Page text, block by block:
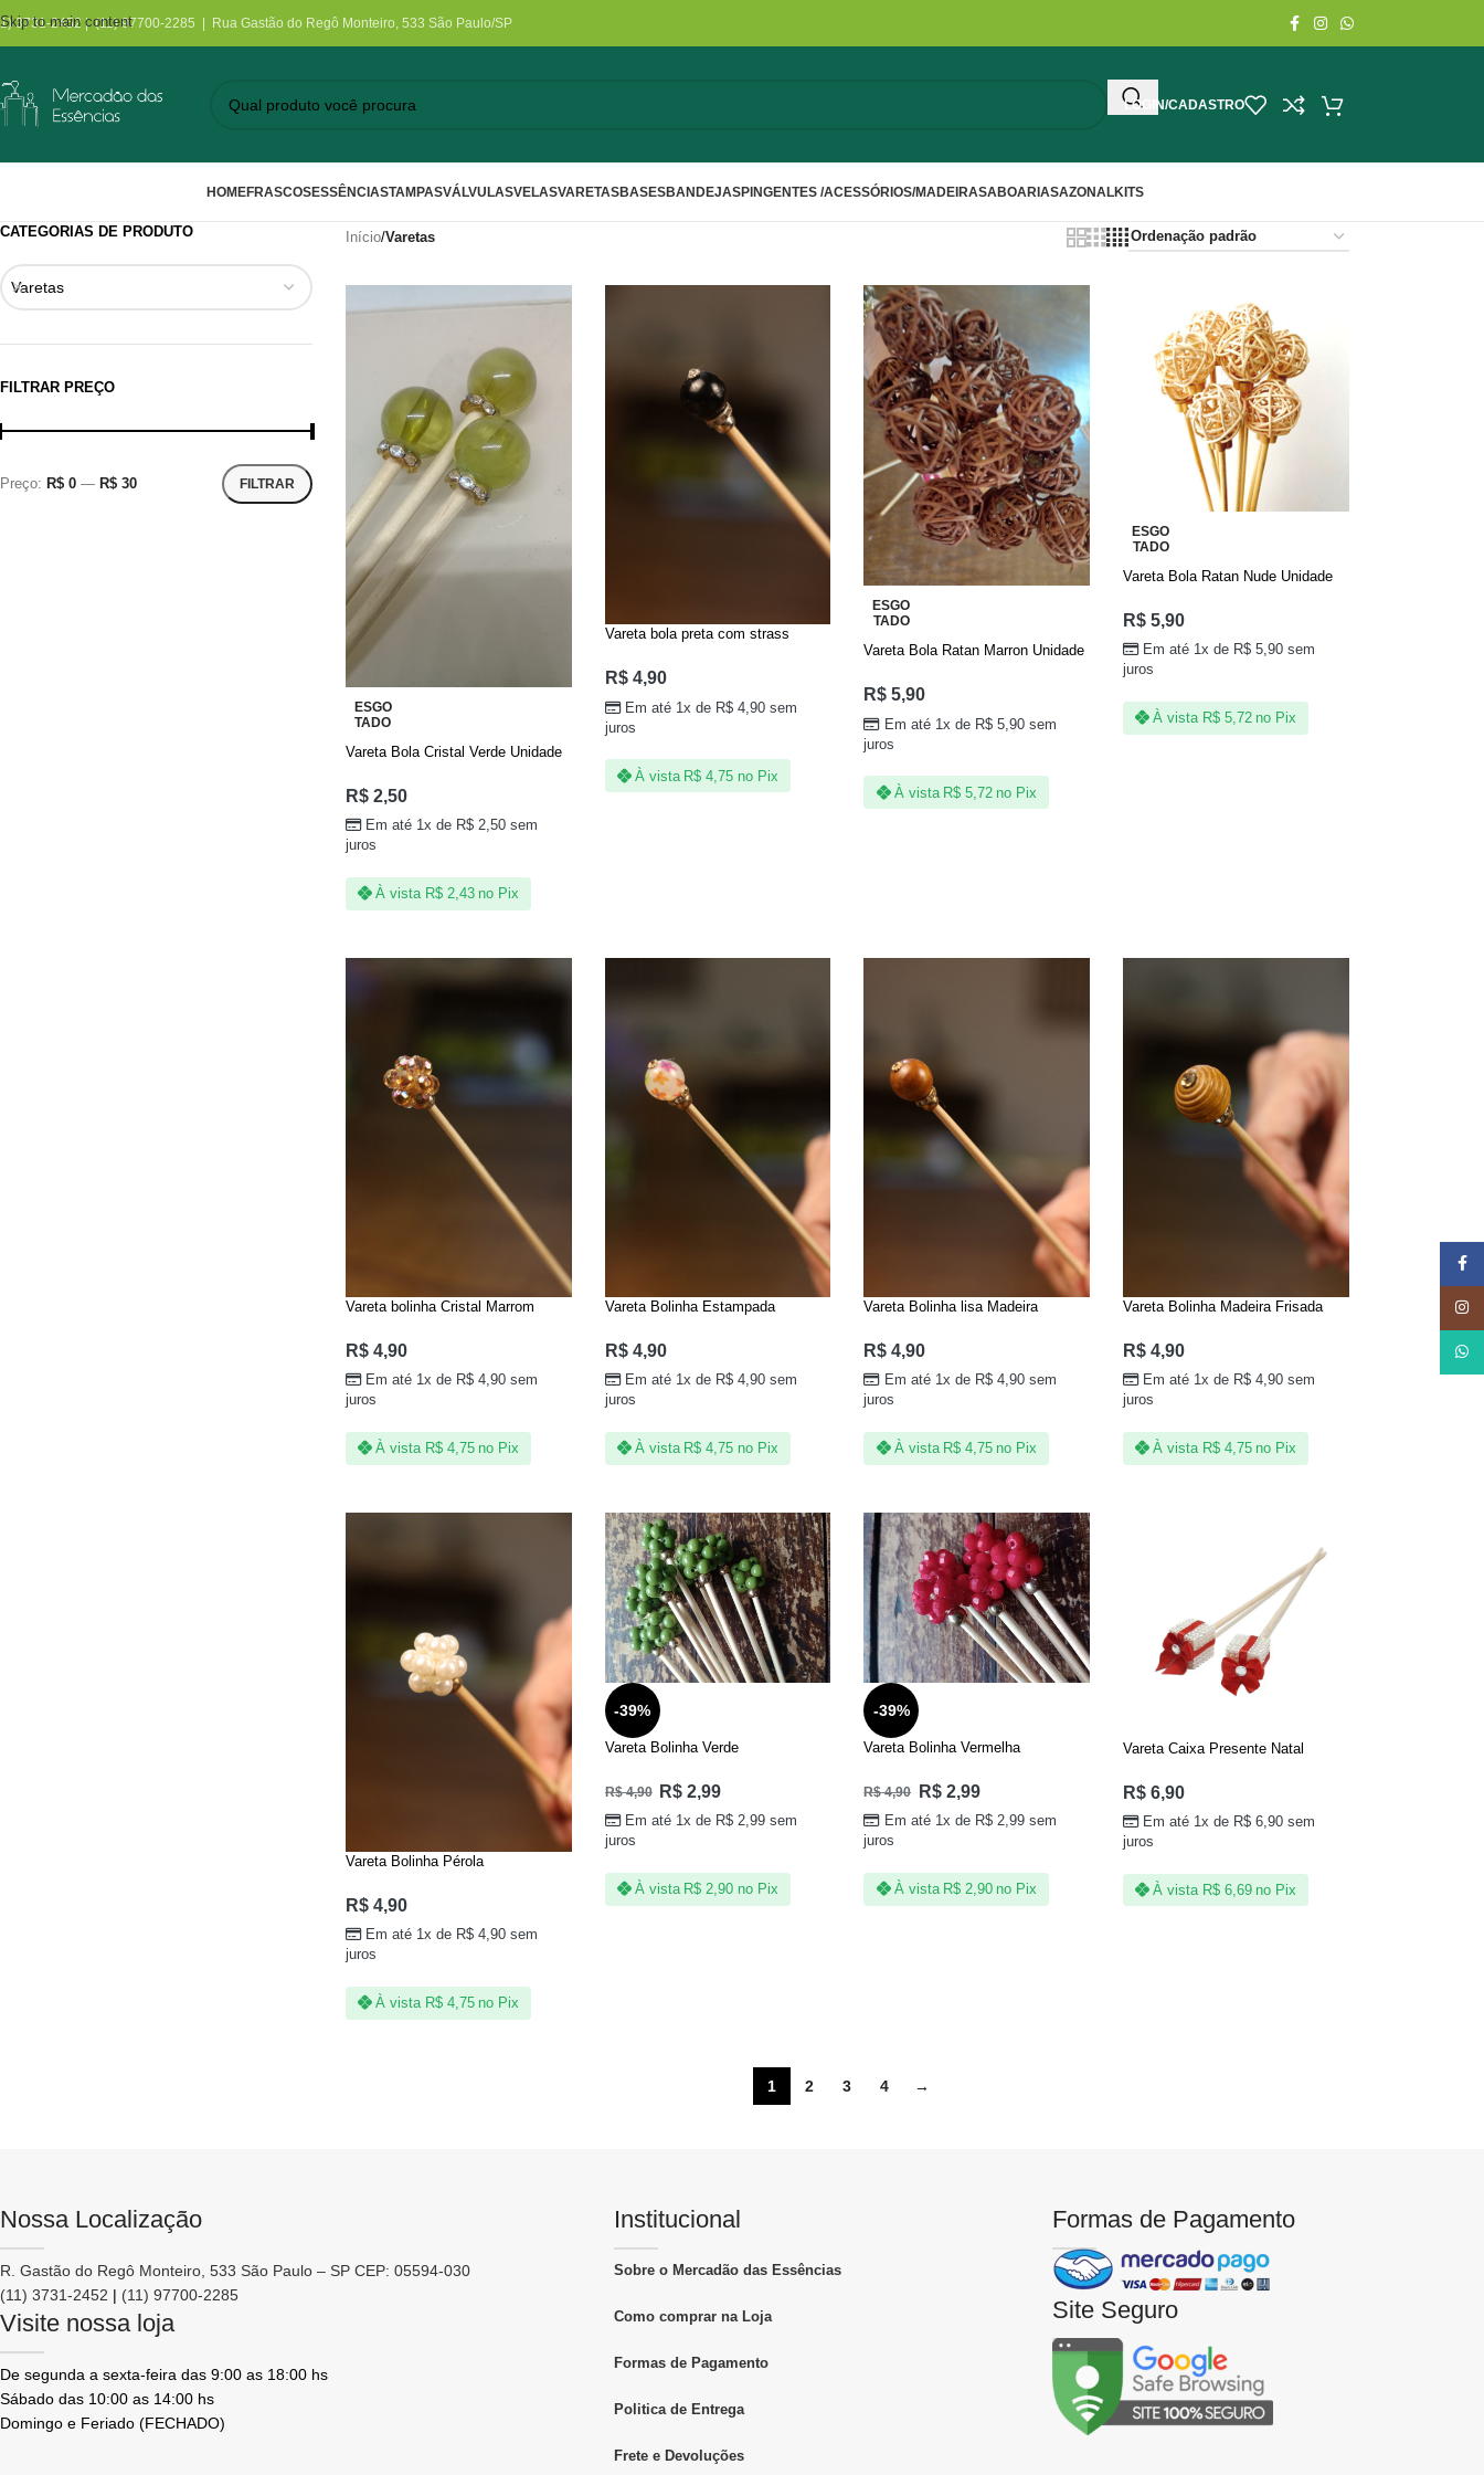
Skip to main content
3731-2452 | (11) 97700-2285 | Rua Gastão do Regô Monteiro, 533 São Paulo/SP
LOGIN/CADASTRO
HOMEFRASCOSESSÊNCIASTAMPASVÁLVULASVELASVARETASBASESBANDEJASPINGENTES /ACESSÓRIOS/MADEIRASABOARIASAZONALKITS
CATEGORIAS DE PRODUTO
Varetas
FILTRAR PREÇO
FILTRAR
Preço: R$ 0 — R$ 30
Início/Varetas
ESGO
TADO
Vareta Bola Cristal Verde Unidade
R$2,50
Em até 1x de R$ 2,50 sem
juros
À vista R$2,43 no Pix
Vareta bola preta com strass
R$4,90
Em até 1x de R$4,90sem
juros
À vista R$ 4,75 no Pix
ESGO
TADO
Vareta Bola Ratan Marron Unidade
R$ 5,90
Em até 1x de R$5,90sem
juros
À vista R$ 5,72 no Pix
ESGO
TADO
Vareta Bola Ratan Nude Unidade
R$ 5,90
Em até 1x de R$ 5,90 sem
juros
À vista R$5,72 no Pix
Vareta bolinha Cristal Marrom
R$4,90
Em até 1x de R$ 4,90 sem
juros
À vista R$4,75 no Pix
Vareta Bolinha Estampada
R$4,90
Em até 1x de R$4,90sem
juros
À vista R$ 4,75 no Pix
Vareta Bolinha lisa Madeira
R$ 4,90
Em até 1x de R$4,90sem
juros
À vista R$ 4,75 no Pix
Vareta Bolinha Madeira Frisada
R$ 4,90
Em até 1x de R$ 4,90 sem
juros
À vista R$4,75 no Pix
Vareta Bolinha Pérola
R$4,90
Em até 1x de R$ 4,90 sem
juros
À vista R$4,75 no Pix
-39%
Vareta Bolinha Verde
R$4,90 R$ 2,99
Em até 1x de R$2,99sem
juros
À vista R$ 2,90 no Pix
-39%
Vareta Bolinha Vermelha
R$4,90 R$2,99
Em até 1x de R$2,99sem
juros
À vista R$ 2,90 no Pix
Vareta Caixa Presente Natal
R$ 6,90
Em até 1x de R$ 6,90 sem
juros
À vista R$6,69 no Pix
1 2 3 4 →
Nossa Localização
R. Gastão do Regô Monteiro, 533 São Paulo – SP CEP: 05594-030
(11) 3731-2452 | (11) 97700-2285
Visite nossa loja
De segunda a sexta-feira das 9:00 as 18:00 hs
Sábado das 10:00 as 14:00 hs
Domingo e Feriado (FECHADO)
Institucional
Sobre o Mercadão das Essências
Como comprar na Loja
Formas de Pagamento
Politica de Entrega
Frete e Devoluções
Formas de Pagamento
Site Seguro